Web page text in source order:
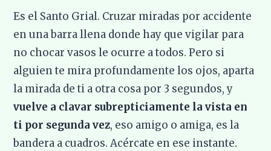
Es el Santo Grial. Cruzar miradas por accidente
en una barra llena donde hay que vigilar para
no chocar vasos le ocurre a todos. Pero si
alguien te mira profundamente los ojos, aparta
la mirada de ti a otra cosa por 3 segundos, y
vuelve a clavar subrepticiamente la vista en
ti por segunda vez, eso amigo o amiga, es la
bandera a cuadros. Acércate en ese instante.